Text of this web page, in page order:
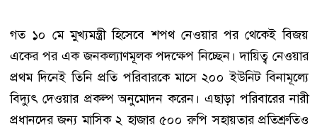
গত ১০ মে মুখ্যমন্ত্রী হিসেবে শপথ নেওয়ার পর থেকেই বিজয়
একের পর এক জনকল্যাণমূলক পদক্ষেপ নিচ্ছেন। দায়িত্ব নেওয়ার
প্রথম দিনেই তিনি প্রতি পরিবারকে মাসে ২০০ ইউনিট বিনামূল্যে
বিদ্যুৎ দেওয়ার প্রকল্প অনুমোদন করেন। এছাড়া পরিবারের নারী
প্রধানদের জন্য মাসিক ২ হাজার ৫০০ রুপি সহায়তার প্রতিশ্রুতিও